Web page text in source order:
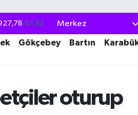
%0.08
%-0.02
13.703 %11
Merkez
Gökçebey Bartın
oturup